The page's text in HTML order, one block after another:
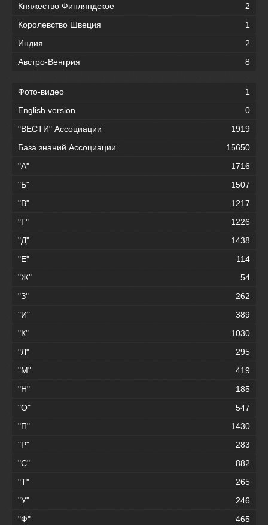
Княжество Финляндское
2
Королевство Швеция
1
Индия
2
Австро-Венгрия
8
Фото-видео
1
English version
0
"ВЕСТИ" Ассоциации
1919
База знаний Ассоциации
15650
"А"
1716
"Б"
1507
"В"
1217
"Г"
1226
"Д"
1438
"Е"
114
"Ж"
54
"З"
262
"И"
389
"К"
1030
"Л"
295
"М"
419
"Н"
185
"О"
547
"П"
1430
"Р"
283
"С"
882
"Т"
265
"У"
246
"Ф"
465